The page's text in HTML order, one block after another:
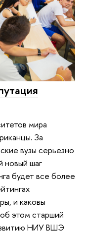
мира
За
вузы серьезно
новый шаг
будет все более
и каковы
этом старший
НИУ ВШЭ